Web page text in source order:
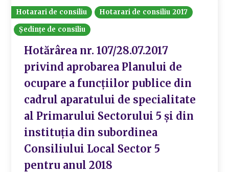
Hotarari de consiliu
Hotarari de consiliu 2017
Ședințe de consiliu
Hotărârea nr. 107/28.07.2017
privind aprobarea Planului de
ocupare a funcțiilor publice din
cadrul aparatului de specialitate
al Primarului Sectorului 5 și din
instituția din subordinea
Consiliului Local Sector 5
pentru anul 2018